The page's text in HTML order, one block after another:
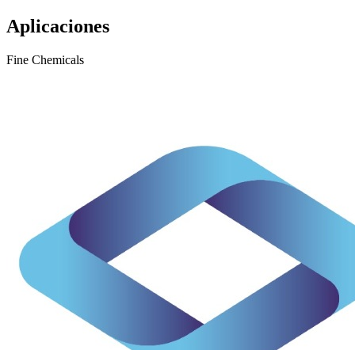
Aplicaciones
Fine Chemicals